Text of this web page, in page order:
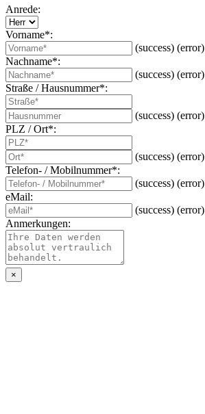
Anrede:
Vorname*:
(success) (error)
Nachname*:
(success) (error)
Straße / Hausnummer*:
(success) (error)
PLZ / Ort*:
(success) (error)
Telefon- / Mobilnummer*:
(success) (error)
eMail:
(success) (error)
Anmerkungen:
×